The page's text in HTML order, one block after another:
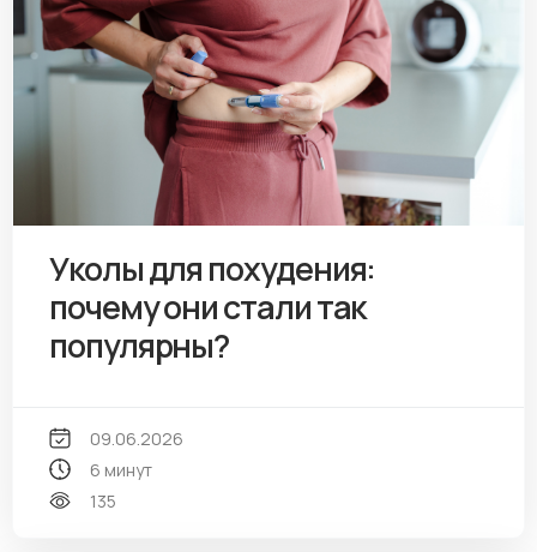
Уколы для похудения:
почему они стали так
популярны?
09.06.2026
6 минут
135